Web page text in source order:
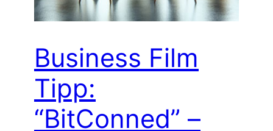
Business Film
Tipp:
“BitConned” –